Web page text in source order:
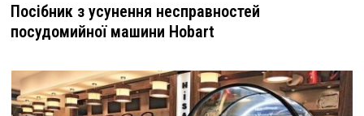
Посібник з усунення несправностей
посудомийної машини Hobart